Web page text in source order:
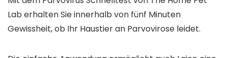
Lab erhalten Sie innerhalb von fünf Minuten
Gewissheit, ob Ihr Haustier an Parvovirose leidet.